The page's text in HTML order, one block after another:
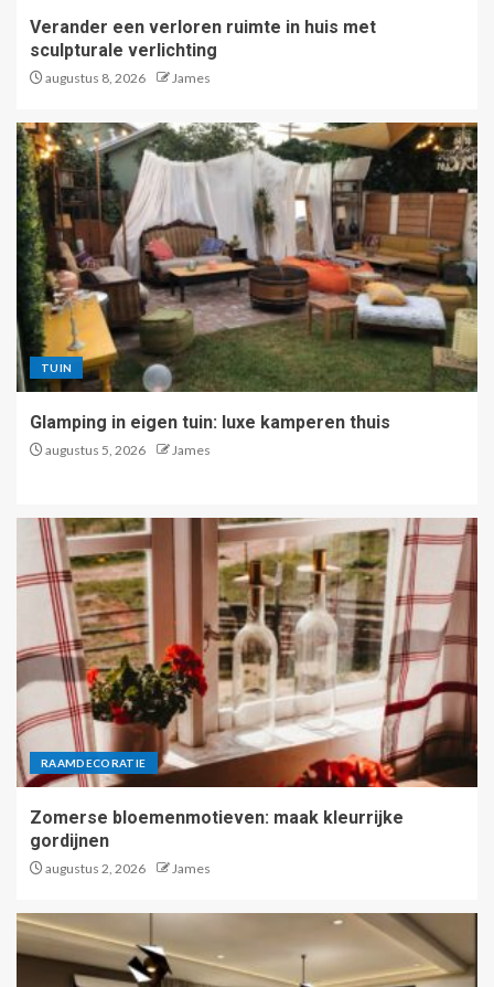
Verander een verloren ruimte in huis met
sculpturale verlichting
augustus 8, 2026 James
TUIN
Glamping in eigen tuin: luxe kamperen thuis
augustus 5, 2026 James
RAAMDECORATIE
Zomerse bloemenmotieven: maak kleurrijke
gordijnen
augustus 2, 2026 James